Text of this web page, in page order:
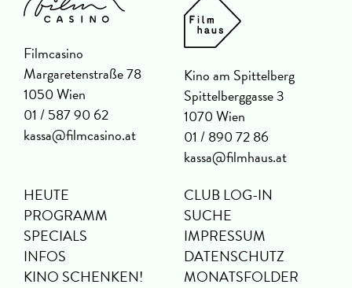
Filmcasino
Margaretenstraße 78
1050 Wien
01 / 587 90 62
kassa@filmcasino.at
Kino am Spittelberg
Spittelberggasse 3
1070 Wien
01 / 890 72 86
kassa@filmhaus.at
HEUTE
PROGRAMM
SPECIALS
INFOS
KINO SCHENKEN!
CLUB LOG-IN
SUCHE
IMPRESSUM
DATENSCHUTZ
MONATSFOLDER